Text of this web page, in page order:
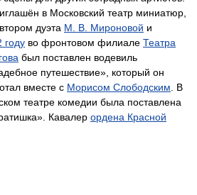
в Московский театр миниатюр,
дуэта М. В. Мироновой и
году во фронтовом филиале Театра
был поставлен водевиль
путешествие», который он
вместе с Морисом Слободским . В
театре комедии была поставлена
Кавалер ордена Красной